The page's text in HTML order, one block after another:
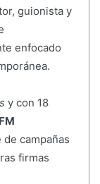
guionista y
enfocado
y con 18
campañas
firmas